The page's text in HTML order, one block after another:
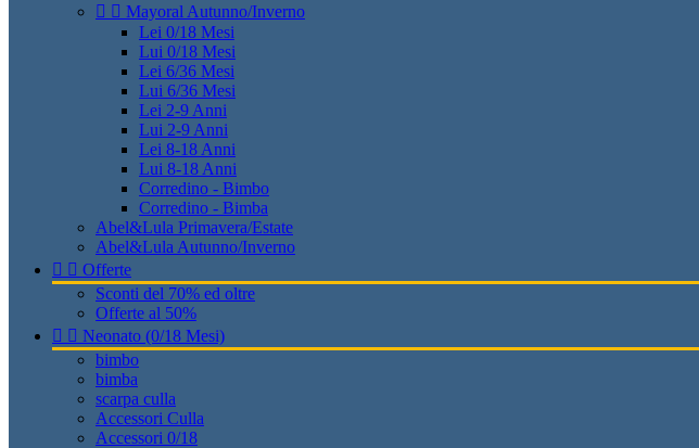
  Mayoral Autunno/Inverno
Lei 0/18 Mesi
Lui 0/18 Mesi
Lei 6/36 Mesi
Lui 6/36 Mesi
Lei 2-9 Anni
Lui 2-9 Anni
Lei 8-18 Anni
Lui 8-18 Anni
Corredino - Bimbo
Corredino - Bimba
Abel&Lula Primavera/Estate
Abel&Lula Autunno/Inverno
  Offerte
Sconti del 70% ed oltre
Offerte al 50%
  Neonato (0/18 Mesi)
bimbo
bimba
scarpa culla
Accessori Culla
Accessori 0/18